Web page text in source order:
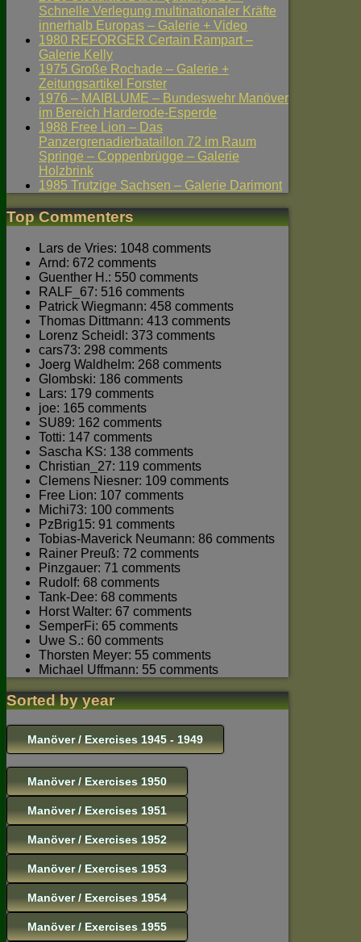
Schnelle Verlegung multinationaler Kräfte
innerhalb Europas – Galerie + Video
1980 REFORGER Certain Rampart –
Galerie Kelly
1975 Große Rochade – Galerie +
Zeitungsartikel Forster
1976 – MAIBLUME – Bundeswehr Manöver
im Bereich Harderode-Esperde
1988 Free Lion – Das
Panzergrenadierbataillon 72 im Raum
Springe – Coppenbrügge – Galerie
Holzbrink
1985 Trutzige Sachsen – Galerie Darimont
Top Commenters
Lars de Vries: 1048 comments
Arnd: 672 comments
Guenther H.: 550 comments
RALF_67: 516 comments
Patrick Wiegmann: 458 comments
Thomas Dittmann: 413 comments
Lorenz Scheidl: 373 comments
cars73: 298 comments
Joerg Waldhelm: 268 comments
Glombski: 186 comments
Lars: 179 comments
joe: 165 comments
SU89: 162 comments
Totti: 147 comments
Sascha KS: 138 comments
Christian_27: 119 comments
Clemens Niesner: 109 comments
Free Lion: 107 comments
Michi73: 100 comments
PzBrig15: 91 comments
Tobias-Maverick Neumann: 86 comments
Rainer Preuß: 72 comments
Pinzgauer: 71 comments
Rudolf: 68 comments
Tank-Dee: 68 comments
Horst Walter: 67 comments
SemperFi: 65 comments
Uwe S.: 60 comments
Thorsten Meyer: 55 comments
Michael Uffmann: 55 comments
Sorted by year
Manöver / Exercises 1945 - 1949
Manöver / Exercises 1950
Manöver / Exercises 1951
Manöver / Exercises 1952
Manöver / Exercises 1953
Manöver / Exercises 1954
Manöver / Exercises 1955